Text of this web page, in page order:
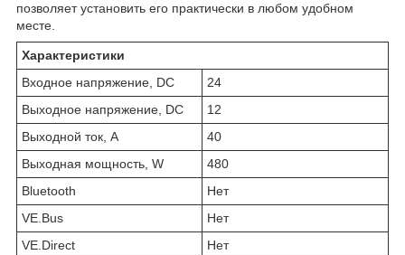
позволяет установить его практически в любом удобном
месте.
Характеристики
Входное напряжение, DC
24
Выходное напряжение, DC
12
Выходной ток, А
40
Выходная мощность, W
480
Bluetooth
Нет
VE.Bus
Нет
VE.Direct
Нет